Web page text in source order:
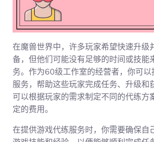
在魔兽世界中，许多玩家希望快速升级
备，但他们可能没有足够的时间或技能
务。作为60级工作室的经营者，你可以
服务，帮助这些玩家完成任务、升级和
可以根据玩家的需求制定不同的代练方
定的费用。
在提供游戏代练服务时，你需要确保自